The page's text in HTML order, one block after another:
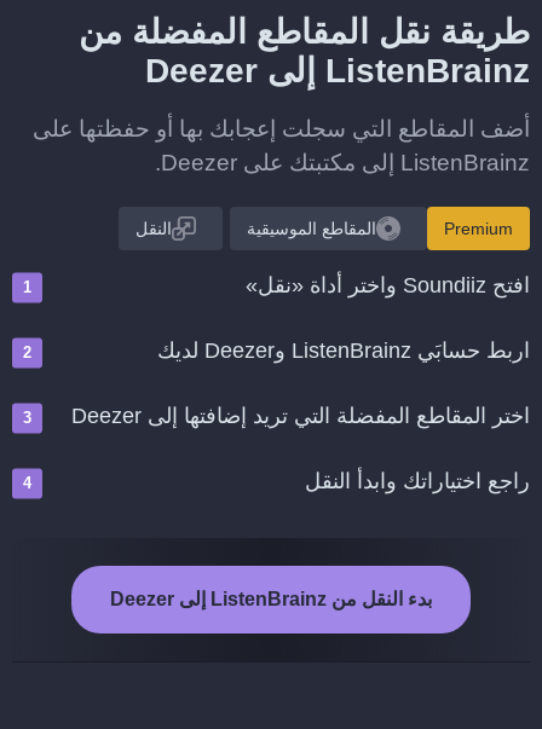
طريقة نقل المقاطع المفضلة من
ListenBrainz إلى Deezer
أضف المقاطع التي سجلت إعجابك بها أو حفظتها على
ListenBrainz إلى مكتبتك على Deezer.
Premium المقاطع الموسيقية النقل
افتح Soundiiz واختر أداة «نقل»
اربط حسابَي ListenBrainz وDeezer لديك
اختر المقاطع المفضلة التي تريد إضافتها إلى Deezer
راجع اختياراتك وابدأ النقل
بدء النقل من ListenBrainz إلى Deezer